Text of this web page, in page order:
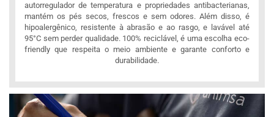
autorregulador de temperatura e propriedades antibacterianas,
mantém os pés secos, frescos e sem odores. Além disso, é
hipoalergênico, resistente à abrasão e ao rasgo, e lavável até
95°C sem perder qualidade. 100% reciclável, é uma escolha eco-
friendly que respeita o meio ambiente e garante conforto e
durabilidade.